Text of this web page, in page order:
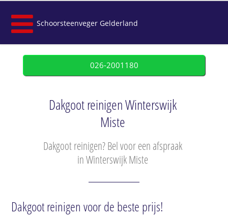
Schoorsteenveger Gelderland
026-2001180
Dakgoot reinigen Winterswijk
Miste
Dakgoot reinigen? Bel voor een afspraak
in Winterswijk Miste
Dakgoot reinigen voor de beste prijs!